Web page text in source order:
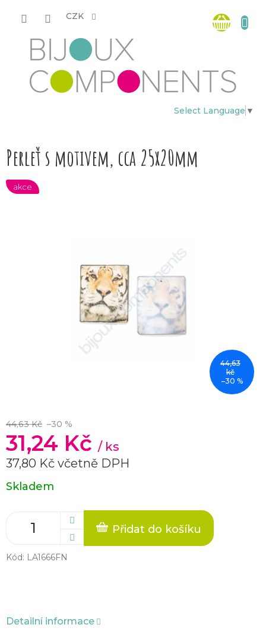
CZK
Select Language ▼
košík
Perleť s motivem, cca 25x20mm
akce
44,63
kč
–30 %
44,63 Kč –30 %
31,24 Kč / ks
37,80 Kč včetně DPH
Měrná
cena:
Skladem
Přidat do košíku
Kód: LA1666FN
Detailní informace